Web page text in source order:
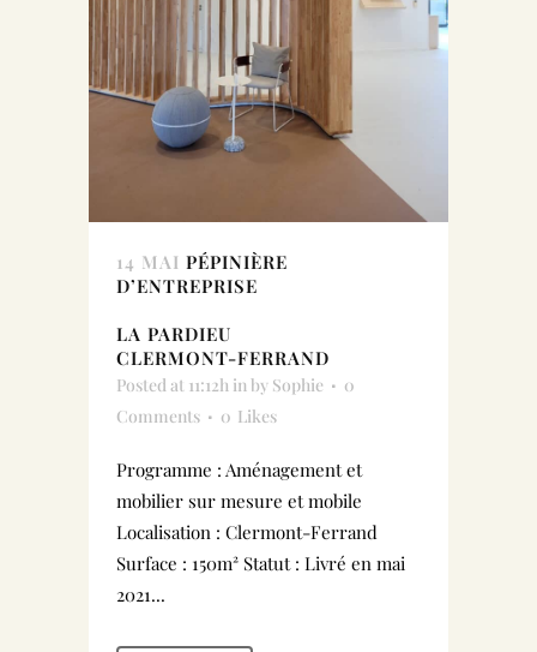
14 MAI PÉPINIÈRE
D’ENTREPRISE
LA PARDIEU
CLERMONT-FERRAND
Posted at 11:12h in by Sophie
0
Comments
0 Likes
Programme : Aménagement et
mobilier sur mesure et mobile
Localisation : Clermont-Ferrand
Surface : 150m² Statut : Livré en mai
2021...